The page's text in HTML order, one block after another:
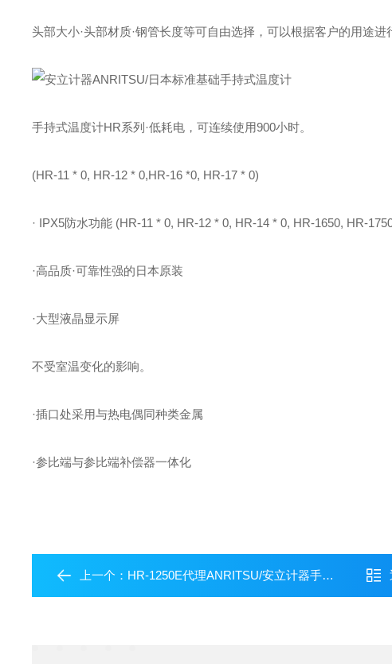
头部大小·头部材质·钢管长度等可自由选择，可以根据客户的用途进
手持式温度计HR系列 ·低耗电，可连续使用900小时。
(HR-11 * 0, HR-12 * 0,HR-16 *0, HR-17 * 0)
· IPX5防水功能 (HR-11 * 0, HR-12 * 0, HR-14 * 0, HR-1650, HR-
·高品质·可靠性强的日本原装
·大型液晶显示屏
不受室温变化的影响。
·插口处采用与热电偶同种类金属
·参比端与参比端补偿器一体化
上一个： HR-1250E代理ANRITSU/安立计器手持式温度计 HR系列